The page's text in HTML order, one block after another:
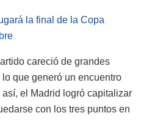
la final de la Copa
careció de grandes
que generó un encuentro
el Madrid logró capitalizar
con los tres puntos en